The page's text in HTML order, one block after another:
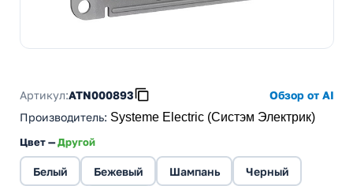
Артикул:ATN000893
Обзор от AI
Производитель: Systeme Electric (Систэм Электрик)
Цвет —Другой
Белый Бежевый Шампань Черный